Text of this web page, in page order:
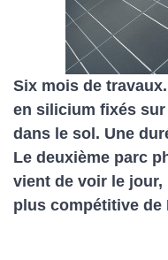
Six mois de
en silicium fixés
dans le sol. Une
Le deuxième parc
vient de voir le jour,
plus compétitive de